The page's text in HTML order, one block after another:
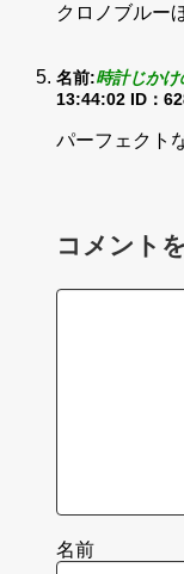
クロノブルー
名前:時計じか
13:44:02 ID：
パーフェクト
コメント
名前